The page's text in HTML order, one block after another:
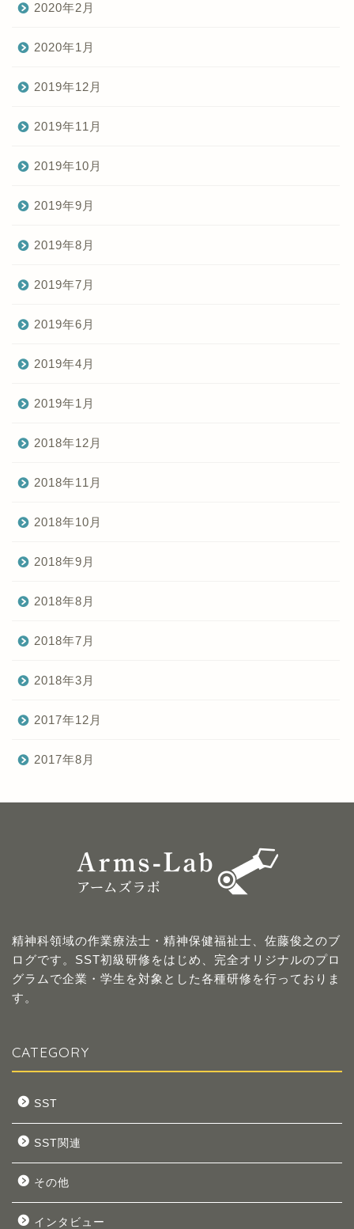
2020年2月
2020年1月
2019年12月
2019年11月
2019年10月
2019年9月
2019年8月
2019年7月
2019年6月
2019年4月
2019年1月
2018年12月
2018年11月
2018年10月
2018年9月
2018年8月
2018年7月
2018年3月
2017年12月
2017年8月
精神科領域の作業療法士・精神保健福祉士、佐藤俊之のブ
ログです。SST初級研修をはじめ、完全オリジナルのプロ
グラムで企業・学生を対象とした各種研修を行っておりま
す。
CATEGORY
SST
SST関連
その他
インタビュー